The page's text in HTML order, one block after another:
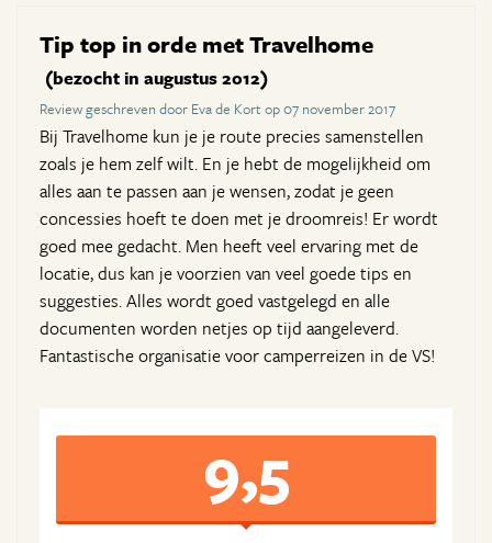
Tip top in orde met Travelhome
(bezocht in augustus 2012)
Review geschreven door Eva de Kort op 07 november 2017
Bij Travelhome kun je je route precies samenstellen
zoals je hem zelf wilt. En je hebt de mogelijkheid om
alles aan te passen aan je wensen, zodat je geen
concessies hoeft te doen met je droomreis! Er wordt
goed mee gedacht. Men heeft veel ervaring met de
locatie, dus kan je voorzien van veel goede tips en
suggesties. Alles wordt goed vastgelegd en alle
documenten worden netjes op tijd aangeleverd.
Fantastische organisatie voor camperreizen in de VS!
9,5